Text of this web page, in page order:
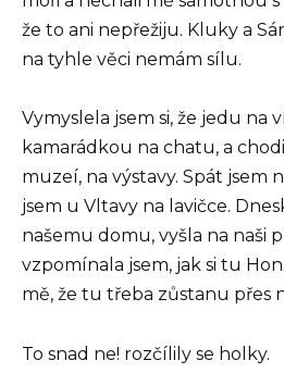
že to ani nepřežiju. Kluky a
na tyhle věci nemám sílu.
Vymyslela jsem si, že jedu na
kamarádkou na chatu, a
muzeí, na výstavy. Spát jsem
jsem u Vltavy na lavičce.
našemu domu, vyšla na naši
vzpomínala jsem, jak si tu
mě, že tu třeba zůstanu přes
To snad ne! rozčílily se holky.